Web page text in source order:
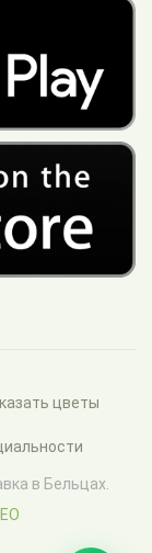
цветы
в Бельцах.